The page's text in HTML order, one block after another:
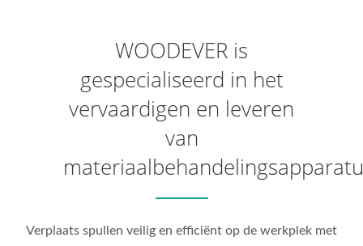
WOODEVER is
gespecialiseerd in het
vervaardigen en leveren
van
Verplaats spullen veilig en efficiënt op de werkplek met